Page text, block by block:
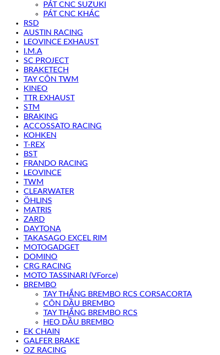
PÁT CNC SUZUKI
PÁT CNC KHÁC
RSD
AUSTIN RACING
LEOVINCE EXHAUST
I.M.A
SC PROJECT
BRAKETECH
TAY CÔN TWM
KINEO
TTR EXHAUST
STM
BRAKING
ACCOSSATO RACING
KOHKEN
T-REX
BST
FRANDO RACING
LEOVINCE
TWM
CLEARWATER
ÖHLINS
MATRIS
ZARD
DAYTONA
TAKASAGO EXCEL RIM
MOTOGADGET
DOMINO
CRG RACING
MOTO TASSINARI (VForce)
BREMBO
TAY THẮNG BREMBO RCS CORSACORTA
CÔN DẦU BREMBO
TAY THẮNG BREMBO RCS
HEO DẦU BREMBO
EK CHAIN
GALFER BRAKE
OZ RACING